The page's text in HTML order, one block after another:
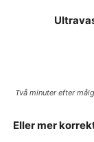
Två minuter efter
Eller mer